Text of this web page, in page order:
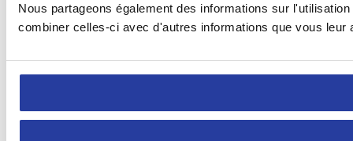
Nous partageons également des informations sur
combiner celles-ci avec d'autres informations que vous